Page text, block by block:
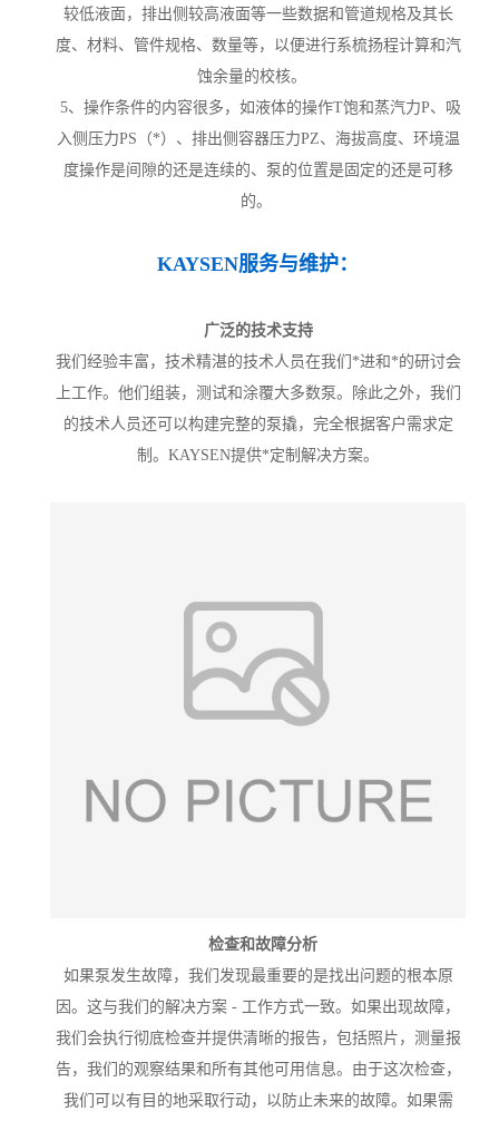
较低液面，排出侧较高液面等一些数据和管道规格及其长
度、材料、管件规格、数量等，以便进行系梳扬程计算和汽
蚀余量的校核。
5、操作条件的内容很多，如液体的操作T饱和蒸汽力P、吸
入侧压力PS（*）、排出侧容器压力PZ、海拔高度、环境温
度操作是间隙的还是连续的、泵的位置是固定的还是可移
的。
KAYSEN服务与维护：
广泛的技术支持
我们经验丰富，技术精湛的技术人员在我们*进和*的研讨会
上工作。他们组装，测试和涂覆大多数泵。除此之外，我们
的技术人员还可以构建完整的泵撬，完全根据客户需求定
制。KAYSEN提供*定制解决方案。
检查和故障分析
如果泵发生故障，我们发现最重要的是找出问题的根本原
因。这与我们的解决方案 - 工作方式一致。如果出现故障，
我们会执行彻底检查并提供清晰的报告，包括照片，测量报
告，我们的观察结果和所有其他可用信息。由于这次检查，
我们可以有目的地采取行动，以防止未来的故障。如果需